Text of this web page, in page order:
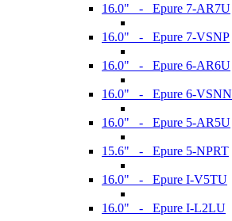
16.0" - Epure 7-AR7U
16.0" - Epure 7-VSNP
16.0" - Epure 6-AR6U
16.0" - Epure 6-VSNN
16.0" - Epure 5-AR5U
15.6" - Epure 5-NPRT
16.0" - Epure I-V5TU
16.0" - Epure I-L2LU